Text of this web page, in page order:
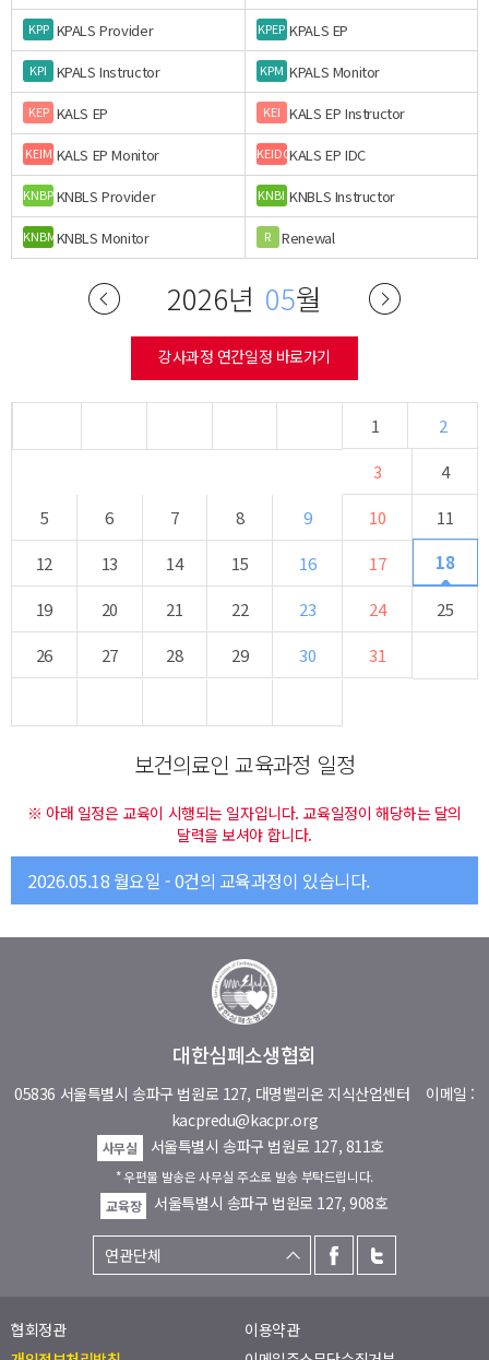
KPP KPALS Provider KPEP KPALS EP
KPI KPALS Instructor KPM KPALS Monitor
KEP KALS EP KEI KALS EP Instructor
KEIM KALS EP Monitor KEIDCKALS EP IDC
KNBPKNBLS Provider KNBI KNBLS Instructor
KNBMKNBLS Monitor R Renewal
2026년 05월
강사과정 연간일정 바로가기
1
2
3
4
5
6 7 8 9 10
11
12
13 14 15 16 17 18
19 20 21 22 23 24
25
26
27 28 29 30 31
보건의료인 교육과정 일정
※ 아래 일정은 교육이 시행되는 일자입니다. 교육일정이 해당하는 달의
달력을 보셔야 합니다.
2026.05.18 월요일 - 0건의 교육과정이 있습니다.
대한심폐소생협회
05836 서울특별시 송파구 법원로 127, 대명벨리온 지식산업센터 이메일 :
kacpredu@kacpr.org
사무실 서울특별시 송파구 법원로 127, 811호
* 우편물 발송은 사무실 주소로 발송 부탁드립니다.
교육장
서울특별시 송파구 법원로 127, 908호
협회정관
이용약관